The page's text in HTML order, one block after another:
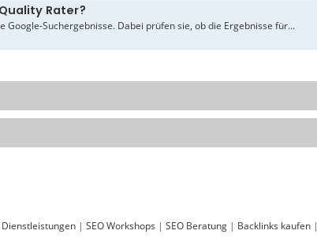
Rater?
Google-Suchergebnisse. Dabei prüfen sie, ob die Ergebnisse für...
Dienstleistungen| SEO Workshops | SEO Beratung| Backlinks kaufen|